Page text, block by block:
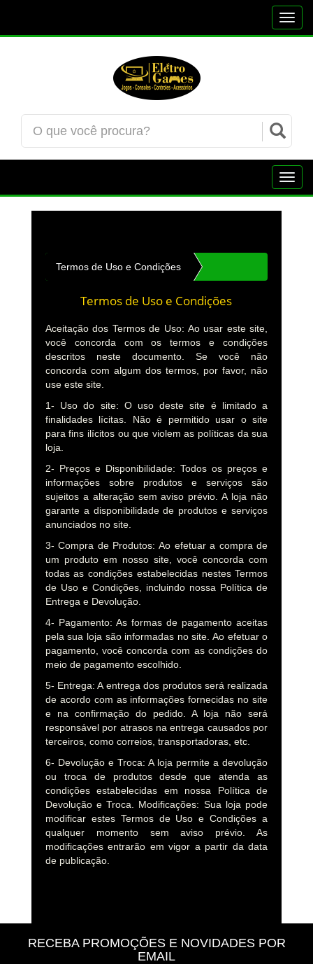
Termos de Uso e Condições
Termos de Uso e Condições
Aceitação dos Termos de Uso: Ao usar este site,
você concorda com os termos e condições
descritos neste documento. Se você não
concorda com algum dos termos, por favor, não
use este site.
1- Uso do site: O uso deste site é limitado a
finalidades lícitas. Não é permitido usar o site
para fins ilícitos ou que violem as políticas da sua
loja.
2- Preços e Disponibilidade: Todos os preços e
informações sobre produtos e serviços são
sujeitos a alteração sem aviso prévio. A loja não
garante a disponibilidade de produtos e serviços
anunciados no site.
3- Compra de Produtos: Ao efetuar a compra de
um produto em nosso site, você concorda com
todas as condições estabelecidas nestes Termos
de Uso e Condições, incluindo nossa Política de
Entrega e Devolução.
4- Pagamento: As formas de pagamento aceitas
pela sua loja são informadas no site. Ao efetuar o
pagamento, você concorda com as condições do
meio de pagamento escolhido.
5- Entrega: A entrega dos produtos será realizada
de acordo com as informações fornecidas no site
e na confirmação do pedido. A loja não será
responsável por atrasos na entrega causados por
terceiros, como correios, transportadoras, etc.
6- Devolução e Troca: A loja permite a devolução
ou troca de produtos desde que atenda as
condições estabelecidas em nossa Política de
Devolução e Troca. Modificações: Sua loja pode
modificar estes Termos de Uso e Condições a
qualquer momento sem aviso prévio. As
modificações entrarão em vigor a partir da data
de publicação.
RECEBA PROMOÇÕES E NOVIDADES POR
EMAIL